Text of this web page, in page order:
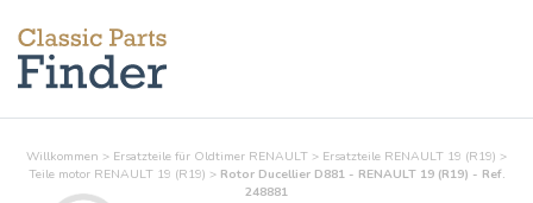
Willkommen > Ersatzteile für Oldtimer RENAULT > Ersatzteile RENAULT 19 (R19) >
Teile motorRENAULT 19 (R19) > Rotor Ducellier D881 - RENAULT 19 (R19) - Ref.
248881